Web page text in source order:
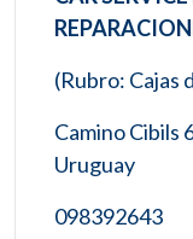
(Rubro: Cajas
Camino Cibils
Uruguay
098392643